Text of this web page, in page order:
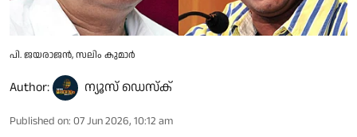
പി. ജയരാജൻ, സലിം കുമാർ
Author: ന്യൂസ് ഡെസ്ക്
Published on: 07 Jun 2026, 10:12 am